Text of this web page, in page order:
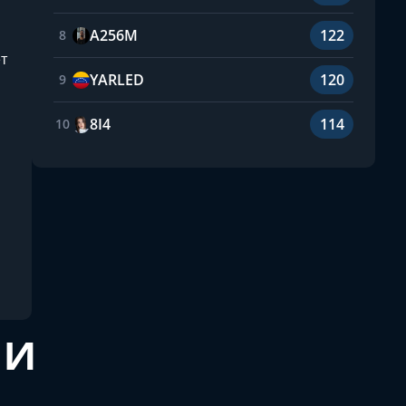
8 A256M 122
9 YARLED 120
10 8I4 114